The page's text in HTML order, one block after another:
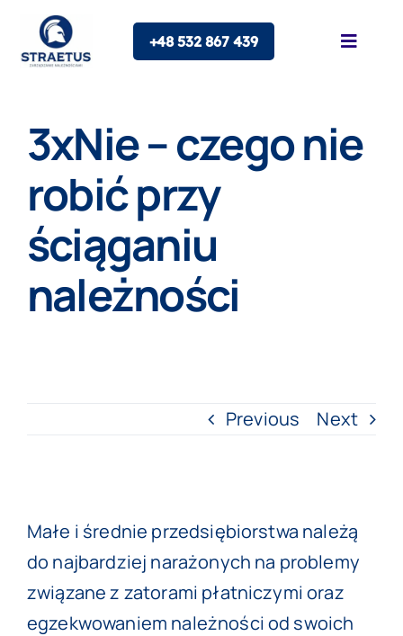
content
+48 532 867 439
Toggle
Oferta
Franczyza
3xNie – czego nie
robić przy
ściąganiu
należności
Previous Next
Larger
Image
Małe i średnie przedsiębiorstwa należą
do najbardziej narażonych na problemy
związane z zatorami płatniczymi oraz
egzekwowaniem należności od swoich